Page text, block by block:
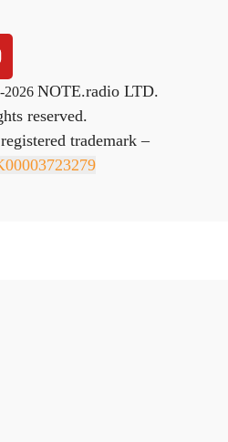
2026 NOTE.radio LTD.
reserved.
trademark –